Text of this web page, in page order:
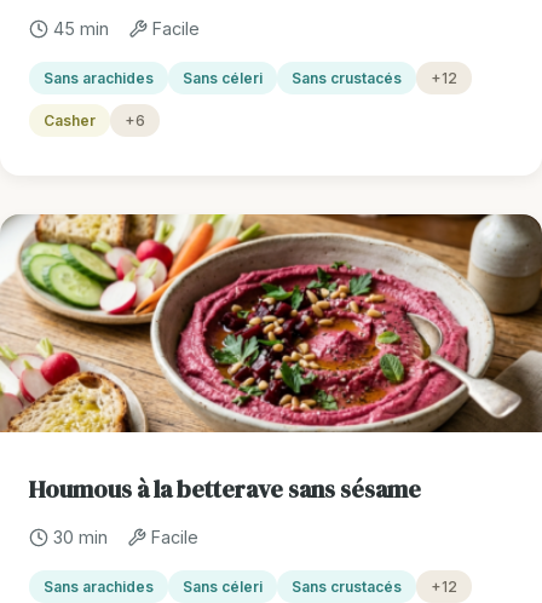
45 min Facile
Sans arachides Sans céleri Sans crustacés +12
Casher +6
Houmous à la betterave sans sésame
30 min Facile
Sans arachides Sans céleri Sans crustacés +12